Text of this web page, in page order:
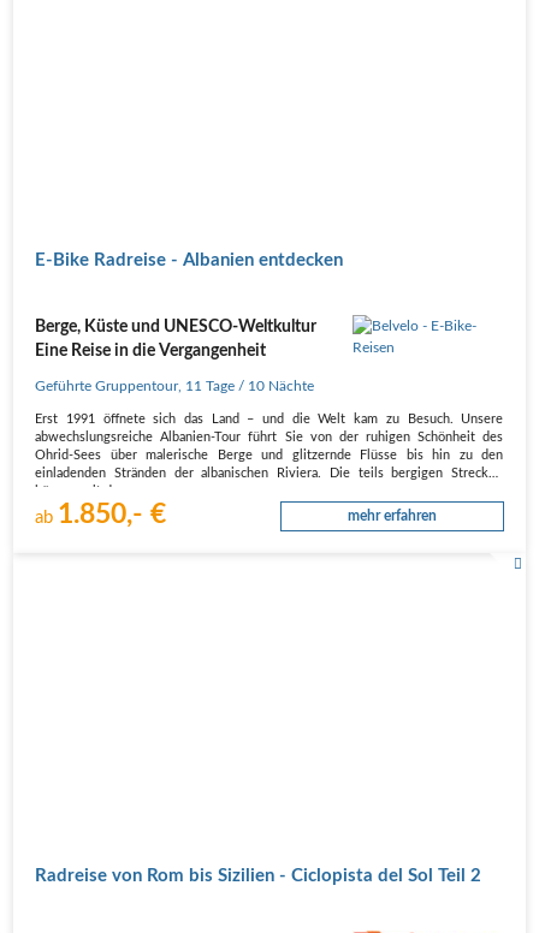
E-Bike Radreise - Albanien entdecken
Berge, Küste und UNESCO-Weltkultur
Eine Reise in die Vergangenheit
Geführte Gruppentour, 11 Tage / 10 Nächte
Erst 1991 öffnete sich das Land – und die Welt kam zu Besuch. Unsere
abwechslungsreiche Albanien-Tour führt Sie von der ruhigen Schönheit des
Ohrid-Sees über malerische Berge und glitzernde Flüsse bis hin zu den
einladenden Stränden der albanischen Riviera. Die teils bergigen Strecken
ab 1.850,- € mehr erfahren
Radreise von Rom bis Sizilien - Ciclopista del Sol Teil 2